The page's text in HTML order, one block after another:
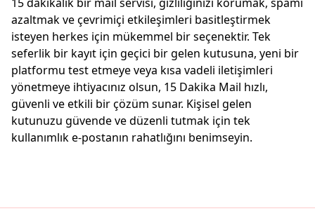
azaltmak ve çevrimiçi etkileşimleri basitleştirmek
isteyen herkes için mükemmel bir seçenektir. Tek
seferlik bir kayıt için geçici bir gelen kutusuna, yeni bir
platformu test etmeye veya kısa vadeli iletişimleri
yönetmeye ihtiyacınız olsun, 15 Dakika Mail hızlı,
güvenli ve etkili bir çözüm sunar. Kişisel gelen
kutunuzu güvende ve düzenli tutmak için tek
kullanımlık e-postanın rahatlığını benimseyin.